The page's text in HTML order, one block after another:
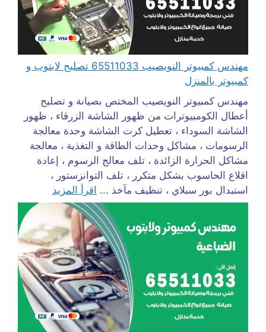
مهندس كمبيوتر النويصيب 65511033 تصليح لابتوب و
كمبيوتر بالمنزل
مهندس كمبيوتر النويصيب المختص بصيانة و تصليح
أعطال الكومبيوترات من ظهور الشاشة الزرقاء ، ظهور
الشاشة السوداء ، تعطيل كرت الشاشة وحدة معالجة
الرسومات ، مشاكل وحدات الطاقة و التغذية ، معالجة
مشاكل الحرارة الزائدة ، تلف معالج الرسوم ، إعادة
اقلاع الحاسوب بشكل متكرر ، تلف التوانزستور ،
استبدال بور سبلاي ، تنظيف مآخذ ... اقرأ المزيد